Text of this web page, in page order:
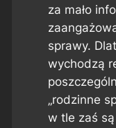
za mało
sprawy.
wychodzą
„rodzinne
w tle zaś